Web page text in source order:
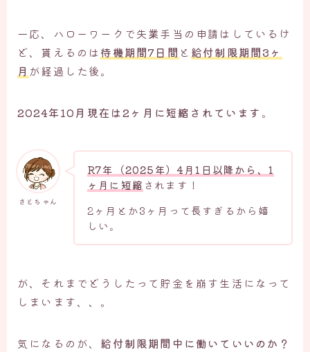
一応、ハローワークで失業手当の申請はしているけ
ど、貰えるのは待機期間7日間 と 給付制限期間3ヶ
月 が経過した後。
2024年10月現在は2ヶ月に短縮されています 。
さとちゃん
R7年（2025年）4月1日以降から、1
ヶ月に短縮 されます！
2ヶ月とか3ヶ月って長すぎるから嬉
しい。
が、それまでどうしたって貯金を崩す生活になって
しまいます、、。
気になるのが、 給付制限期間中に働いていいのか？